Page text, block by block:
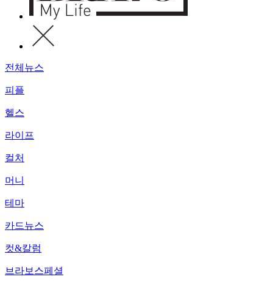
전체뉴스
피플
헬스
라이프
컬처
머니
테마
카드뉴스
컷&칼럼
브라보스페셜